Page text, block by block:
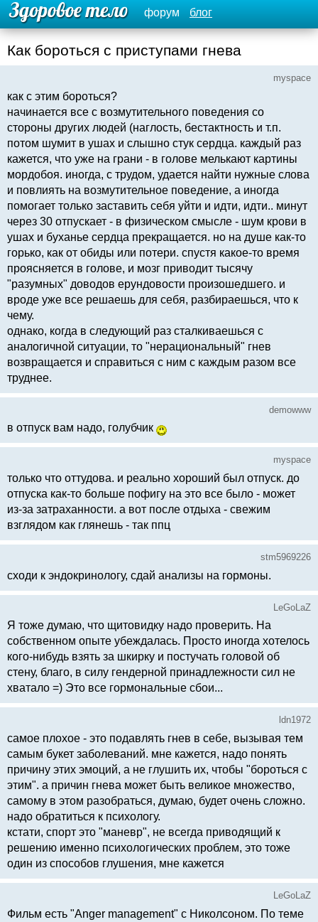
форум блог
Как бороться с приступами гнева
myspace
как с этим бороться?
начинается все с возмутительного поведения со
стороны других людей (наглость, бестактность и т.п.
потом шумит в ушах и слышно стук сердца. каждый раз
кажется, что уже на грани - в голове мелькают картины
мордобоя. иногда, с трудом, удается найти нужные слова
и повлиять на возмутительное поведение, а иногда
помогает только заставить себя уйти и идти, идти.. минут
через 30 отпускает - в физическом смысле - шум крови в
ушах и буханье сердца прекращается. но на душе как-то
горько, как от обиды или потери. спустя какое-то время
проясняется в голове, и мозг приводит тысячу
"разумных" доводов ерундовости произошедшего. и
вроде уже все решаешь для себя, разбираешься, что к
чему.
однако, когда в следующий раз сталкиваешься с
аналогичной ситуации, то "нерациональный" гнев
возвращается и справиться с ним с каждым разом все
труднее.
demowww
в отпуск вам надо, голубчик
myspace
только что оттудова. и реально хороший был отпуск. до
отпуска как-то больше пофигу на это все было - может
из-за затраханности. а вот после отдыха - свежим
взглядом как глянешь - так ппц
stm5969226
сходи к эндокринологу, сдай анализы на гормоны.
LeGoLaZ
Я тоже думаю, что щитовидку надо проверить. На
собственном опыте убеждалась. Просто иногда хотелось
кого-нибудь взять за шкирку и постучать головой об
стену, благо, в силу гендерной принадлежности сил не
хватало =) Это все гормональные сбои...
ldn1972
самое плохое - это подавлять гнев в себе, вызывая тем
самым букет заболеваний. мне кажется, надо понять
причину этих эмоций, а не глушить их, чтобы "бороться с
этим". а причин гнева может быть великое множество,
самому в этом разобраться, думаю, будет очень сложно.
надо обратиться к психологу.
кстати, спорт это "маневр", не всегда приводящий к
решению именно психологических проблем, это тоже
один из способов глушения, мне кажется
LeGoLaZ
Фильм есть "Аnger management" с Николсоном. По теме